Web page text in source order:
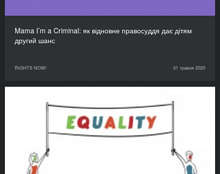
Mama I’m a Criminal: як відновне правосуддя дає дітям
другий шанс
RIGHTS NOW! 01 травня 2020